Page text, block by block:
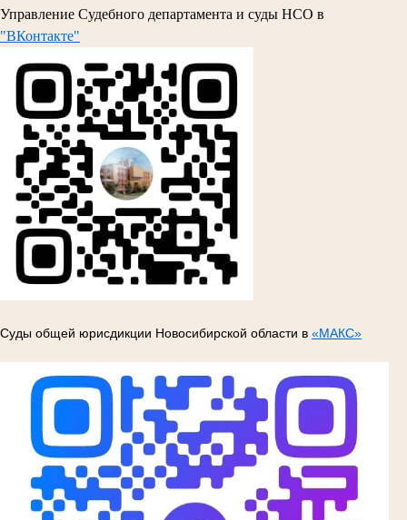
Управление Судебного департамента и суды НСО в
"ВКонтакте"
Суды общей юрисдикции Новосибирской области в «МАКС»